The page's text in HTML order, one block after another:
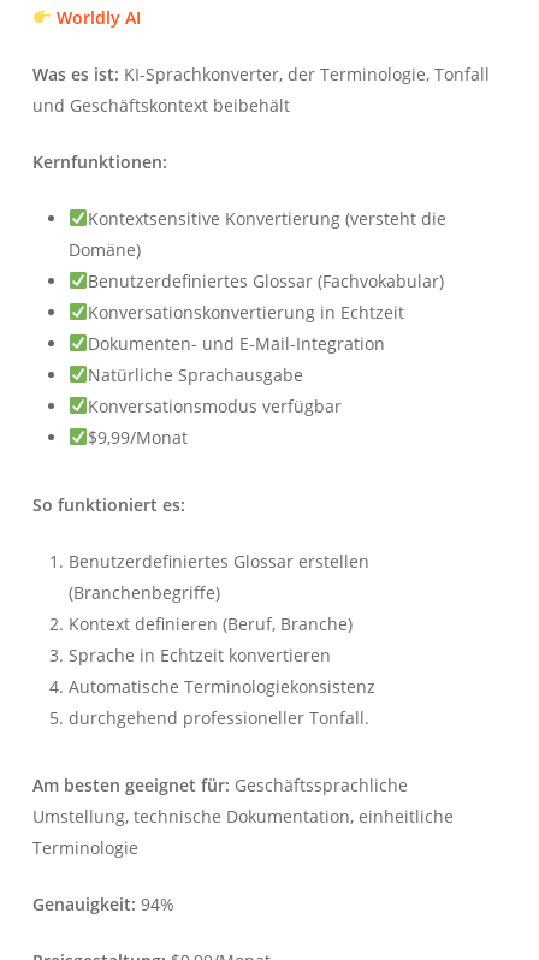
Worldly AI
Was es ist: KI-Sprachkonverter, der Terminologie, Tonfall
und Geschäftskontext beibehält
Kernfunktionen:
Kontextsensitive Konvertierung (versteht die
Domäne)
Benutzerdefiniertes Glossar (Fachvokabular)
Konversationskonvertierung in Echtzeit
Dokumenten- und E-Mail-Integration
Natürliche Sprachausgabe
Konversationsmodus verfügbar
$9,99/Monat
So funktioniert es:
Benutzerdefiniertes Glossar erstellen
(Branchenbegriffe)
Kontext definieren (Beruf, Branche)
Sprache in Echtzeit konvertieren
Automatische Terminologiekonsistenz
durchgehend professioneller Tonfall.
Am besten geeignet für: Geschäftssprachliche
Umstellung, technische Dokumentation, einheitliche
Terminologie
Genauigkeit: 94%